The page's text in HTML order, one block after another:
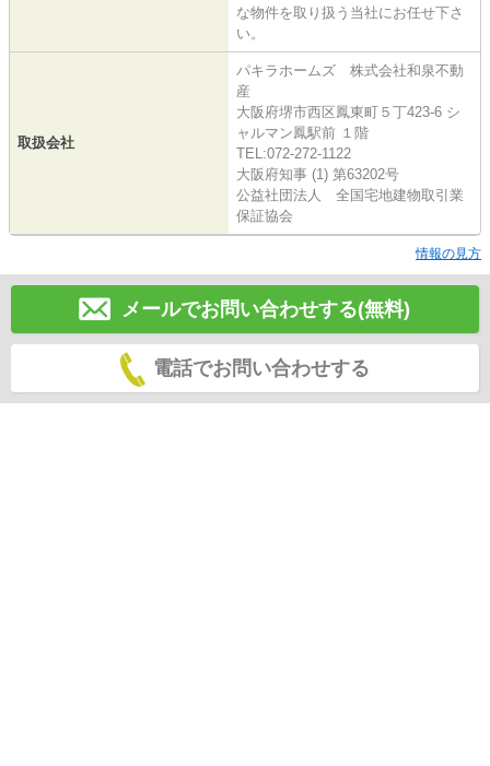
な物件を取り扱う当社にお任せ下さ
い。
取扱会社
パキラホームズ 株式会社和泉不動
産
大阪府堺市西区鳳東町５丁423-6 シ
ャルマン鳳駅前 １階
TEL:072-272-1122
大阪府知事 (1) 第63202号
公益社団法人 全国宅地建物取引業
保証協会
情報の見方
メールでお問い合わせする(無料)
電話でお問い合わせする